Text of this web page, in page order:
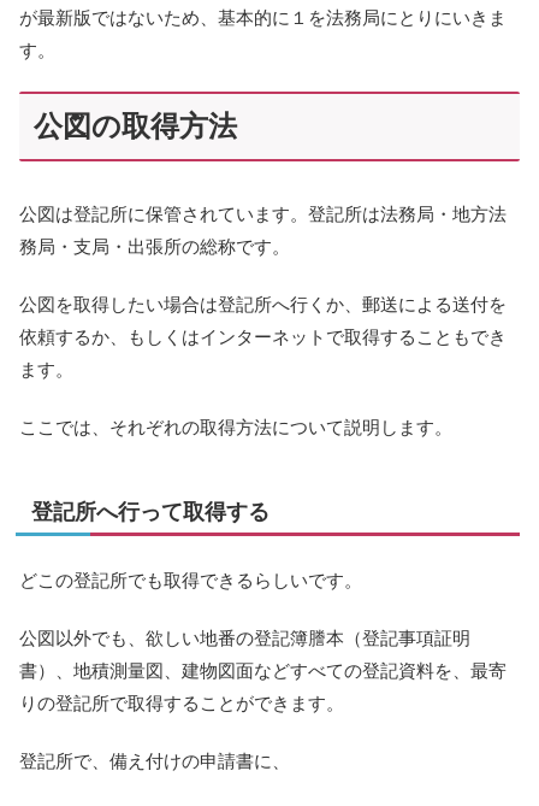
が最新版ではないため、基本的に１を法務局にとりにいきま
す。
公図の取得方法
公図は登記所に保管されています。登記所は法務局・地方法
務局・支局・出張所の総称です。
公図を取得したい場合は登記所へ行くか、郵送による送付を
依頼するか、もしくはインターネットで取得することもでき
ます。
ここでは、それぞれの取得方法について説明します。
登記所へ行って取得する
どこの登記所でも取得できるらしいです。
公図以外でも、欲しい地番の登記簿謄本（登記事項証明
書）、地積測量図、建物図面などすべての登記資料を、最寄
りの登記所で取得することができます。
登記所で、備え付けの申請書に、